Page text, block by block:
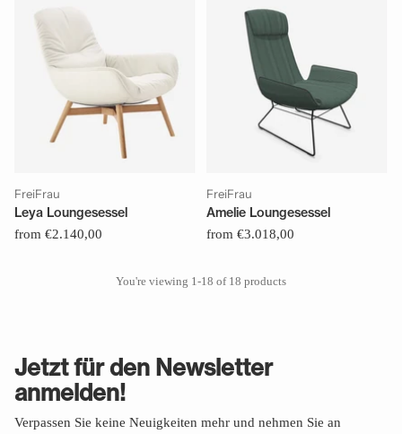
FreiFrau
Leya Loungesessel
from €2.140,00
FreiFrau
Amelie Loungesessel
from €3.018,00
You're viewing 1-18 of 18 products
Jetzt für den Newsletter
anmelden!
Verpassen Sie keine Neuigkeiten mehr und nehmen Sie an